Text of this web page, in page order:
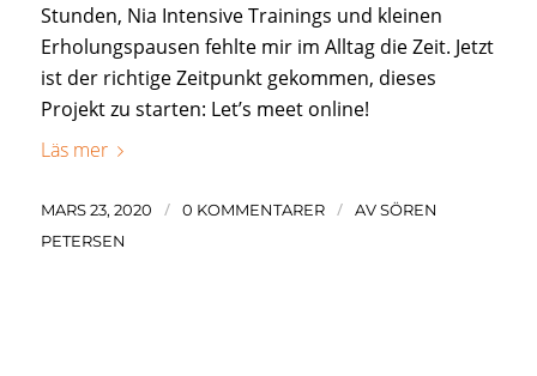
Stunden, Nia Intensive Trainings und kleinen
Erholungspausen fehlte mir im Alltag die Zeit. Jetzt
ist der richtige Zeitpunkt gekommen, dieses
Projekt zu starten: Let’s meet online!
Läs mer
MARS 23, 2020 / 0 KOMMENTARER / AVSÖREN
PETERSEN